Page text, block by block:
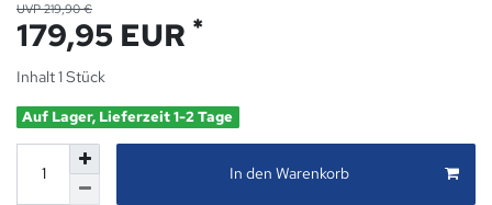
UVP 219,90 €
179,95 EUR *
Inhalt1Stück
Auf Lager, Lieferzeit 1-2 Tage
In den Warenkorb